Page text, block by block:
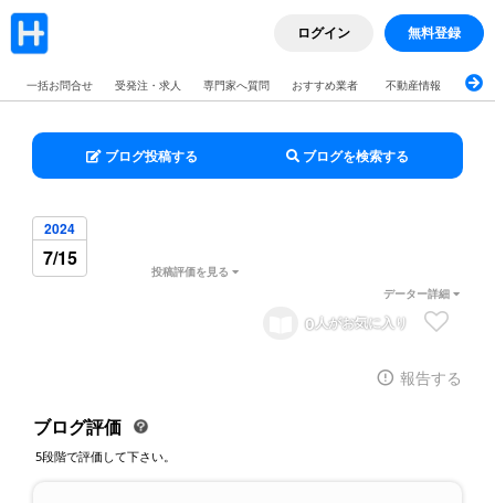
ログイン 無料登録
一括お問合せ 受発注・求人 専門家へ質問 おすすめ業者 不動産情報 ブログ
ブログ投稿する ブログを検索する
2024
7/15
0人がお気に入り
投稿評価を見る
データー詳細
報告する
ブログ評価
5段階で評価して下さい。